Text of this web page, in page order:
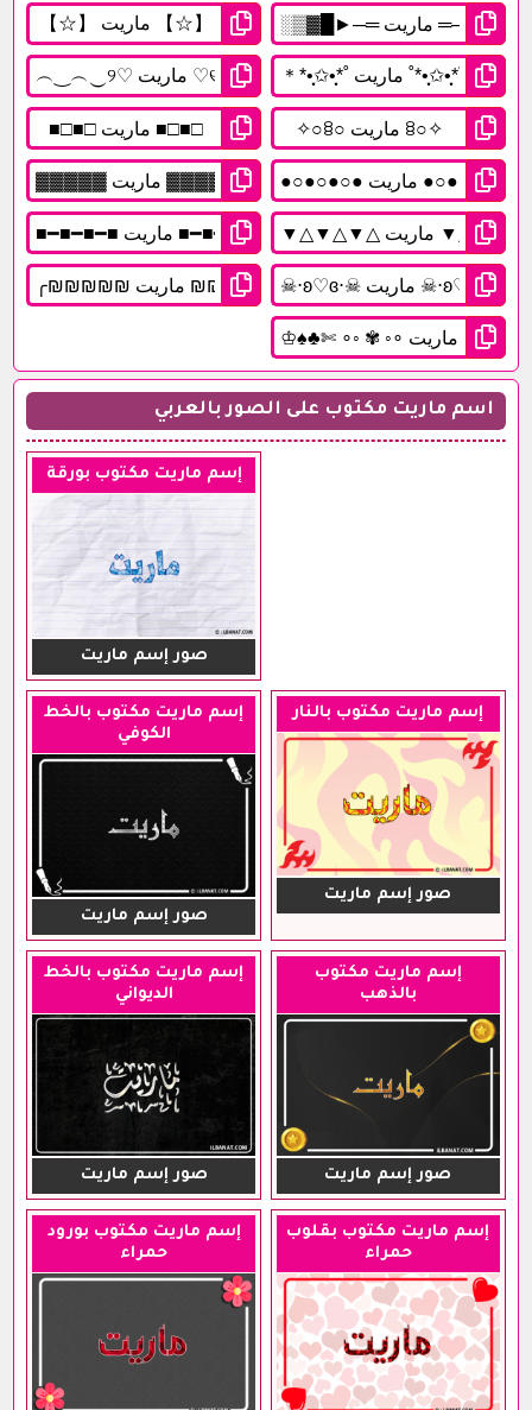
اسم ماريت مكتوب على الصور بالعربي
إسم ماريت مكتوب بورقة
صور إسم ماريت
إسم ماريت مكتوب بالنار
صور إسم ماريت
إسم ماريت مكتوب بالخط
الكوفي
صور إسم ماريت
إسم ماريت مكتوب
بالذهب
صور إسم ماريت
إسم ماريت مكتوب بالخط
الديواني
صور إسم ماريت
إسم ماريت مكتوب بقلوب
حمراء
إسم ماريت مكتوب بورود
حمراء